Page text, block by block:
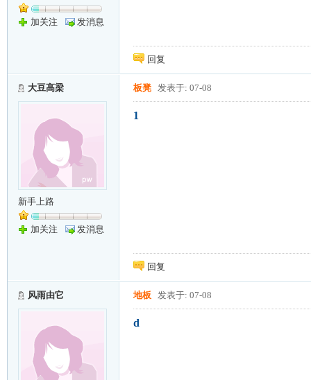
加关注 发消息
回复
大豆高梁
新手上路
加关注 发消息
板凳 发表于: 07-08
1
回复
风雨由它 地板 发表于: 07-08
d